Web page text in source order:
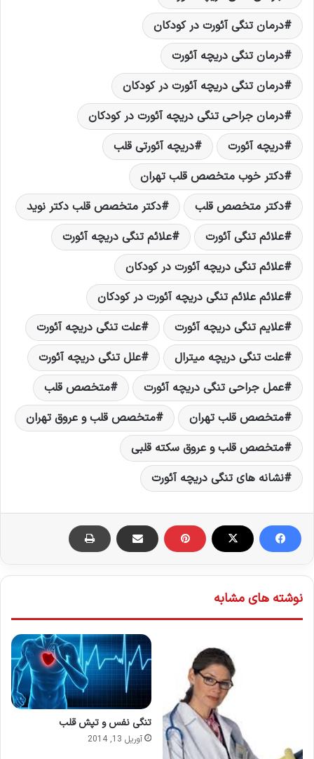
درمان تنگی آئورت در کودکان
درمان تنگی دریچه آئورت
درمان تنگی دریچه آئورت در کودکان
درمان جراحی تنگی دریچه آئورت در کودکان
دریچه آئورت
دریچه آئورتی قلب
دکتر خوب متخصص قلب تهران
دکتر متخصص قلب
دکتر متخصص قلب دکتر نويد
علائم تنگی آئورت
علائم تنگی دریچه آئورت
علائم تنگی دریچه آئورت در کودکان
علائم علائم تنگی دریچه آئورت در کودکان
علایم تنگی دریچه آئورت
علت تنگی دریچه آئورت
علت تنگی دریچه میترال
علل تنگی دریچه آئورت
عمل جراحی تنگی دریچه آئورت
متخصص قلب
متخصص قلب تهران
متخصص قلب و عروق تهران
متخصص قلب و عروق سکته قلبی
نشانه های تنگی دریچه آئورت
نوشته های مشابه
تنگی نفس و تپش قلب
آوریل 13, 2014